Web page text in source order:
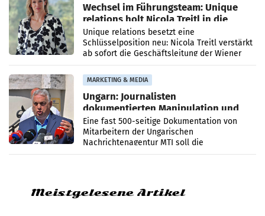
Wechsel im Führungsteam: Unique
relations holt Nicola Treitl in die
Geschäftsleitung
Unique relations besetzt eine
Schlüsselposition neu: Nicola Treitl verstärkt
ab sofort die Geschäftsleitung der Wiener
PR-Agentur an der Seite von Josef Kalina und
Anna Kalina-Mahr.
MARKETING & MEDIA
Ungarn: Journalisten
dokumentierten Manipulation und
Zensur
Eine fast 500-seitige Dokumentation von
Mitarbeitern der Ungarischen
Nachrichtenagentur MTI soll die
systematische Nachrichten-Manipulation und
Meistgelesene Artikel